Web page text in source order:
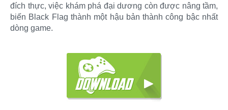
đích thực, việc khám phá đại dương còn được nâng tầm,
biến Black Flag thành một hậu bản thành công bậc nhất
dòng game.